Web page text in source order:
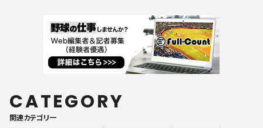
CATEGORY
関連カテゴリ一